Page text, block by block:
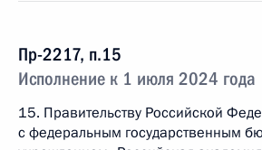
Пр-2217, п.15
Исполнение к 1 июля 2024 года
15. Правительству Российской
с федеральным государственным